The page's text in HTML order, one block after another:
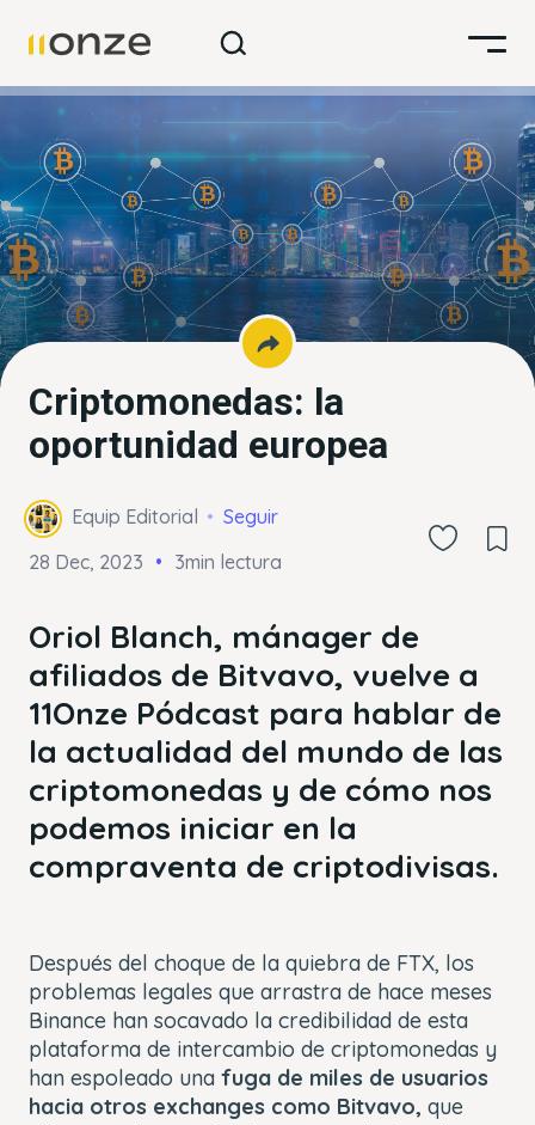
Criptomonedas: la
oportunidad europea
Equip Editorial
Seguir
28 Dec, 2023
3min lectura
Oriol Blanch, mánager de
afiliados de Bitvavo, vuelve a
11Onze Pódcast para hablar de
la actualidad del mundo de las
criptomonedas y de cómo nos
podemos iniciar en la
compraventa de criptodivisas.
Después del choque de la quiebra de FTX, los
problemas legales que arrastra de hace meses
Binance han socavado la credibilidad de esta
plataforma de intercambio de criptomonedas y
han espoleado una fuga de miles de usuarios
hacia otros exchanges como Bitvavo, que